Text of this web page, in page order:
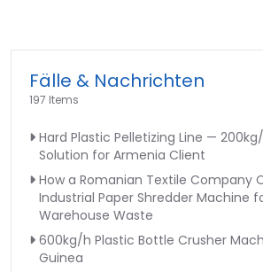
Fälle & Nachrichten
197 Items
Hard Plastic Pelletizing Line —
Solution for Armenia Client
How a Romanian Textile Company
Industrial Paper Shredder Machine
Warehouse Waste
600kg/h Plastic Bottle Crusher
Guinea